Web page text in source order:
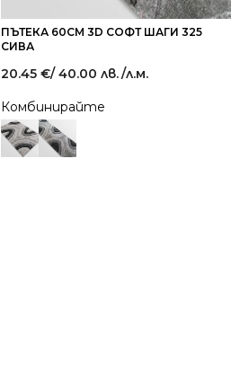
ПЪТЕКА 60СМ 3D СОФТ ШАГИ 325
СИВА
20.45 €/ 40.00 лв./л.м.
Комбинирайте